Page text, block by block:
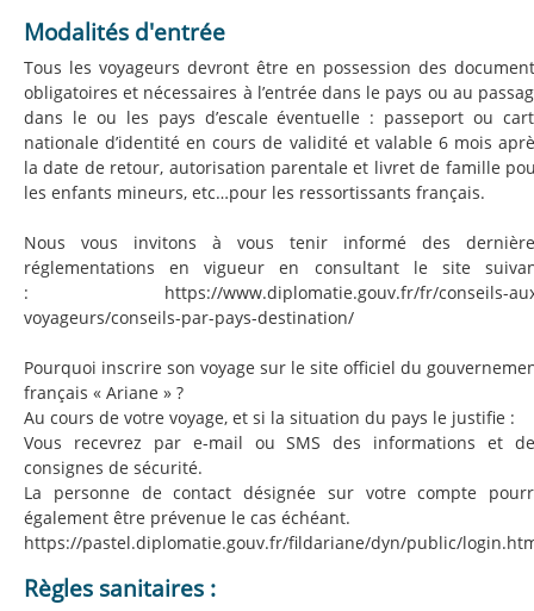
Modalités d'entrée
Tous les voyageurs devront être en possession des
obligatoires et nécessaires à l’entrée dans le pays ou au
dans le ou les pays d’escale éventuelle : passeport ou
nationale d’identité en cours de validité et valable 6 mois
la date de retour, autorisation parentale et livret de famille
les enfants mineurs, etc…pour les ressortissants français.
Nous vous invitons à vous tenir informé des
réglementations en vigueur en consultant le site
: https://www.diplomatie.gouv.fr/fr/conseils-
voyageurs/conseils-par-pays-destination/
Pourquoi inscrire son voyage sur le site officiel du
français « Ariane » ?
Au cours de votre voyage, et si la situation du pays le justifie :
Vous recevrez par e-mail ou SMS des informations et
consignes de sécurité.
La personne de contact désignée sur votre compte
également être prévenue le cas échéant.
https://pastel.diplomatie.gouv.fr/fildariane/dyn/public/
Règles sanitaires :